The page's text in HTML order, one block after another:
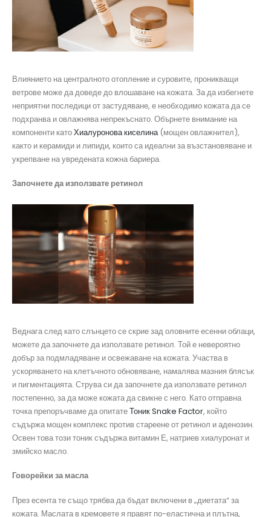
Влиянието на централното отопление и суровите, проникващи
ветрове може да доведе до влошаване на кожата. За да избегнете
неприятни последици от застудяване, е необходимо кожата да се
подхранва и овлажнява непрекъснато. Обърнете внимание на
компоненти катоХиалуронова киселина(мощен овлажнител),
както и керамиди и липиди, които са идеални за възстановяване и
укрепване на увредената кожна бариера.
Започнете да използвате ретинол
Веднага след като слънцето се скрие зад оловните есенни облаци,
можете да започнете да използвате ретинол. Той е невероятно
добър за подмладяване и освежаване на кожата. Участва в
ускоряването на клетъчното обновяване, намалява мазния блясък
и пигментацията. Струва си да започнете да използвате ретинол
постепенно, за да може кожата да свикне с него. Като отправна
точка препоръчваме да опитатеТоник Snake Factor, който
съдържа мощен комплекс против стареене от ретинол и аденозин.
Освен това този тоник съдържа витамин Е, натриев хиалуронат и
змийско масло.
Говорейки за масла
През есента те също трябва да бъдат включени в „диетата“ за
кожата. Маслата в кремовете я правят по-еластична и плътна,